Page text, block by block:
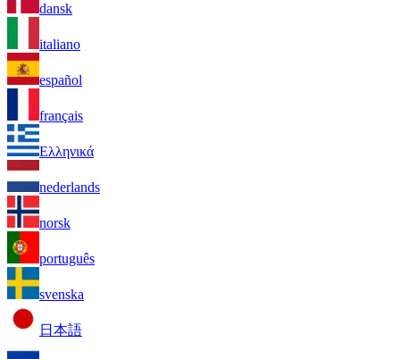
dansk
italiano
español
français
Ελληνικά
nederlands
norsk
português
svenska
日本語